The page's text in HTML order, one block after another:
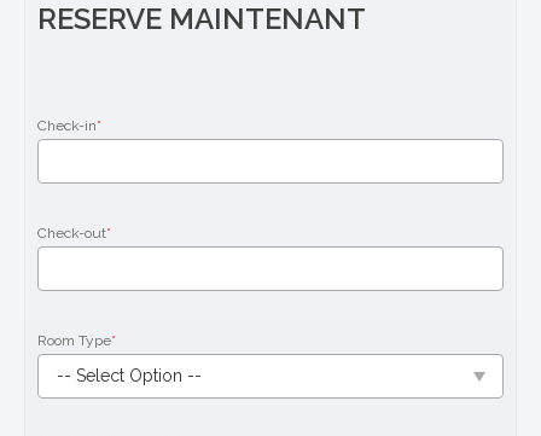
RESERVE MAINTENANT
Check-in*
Check-out*
Room Type*